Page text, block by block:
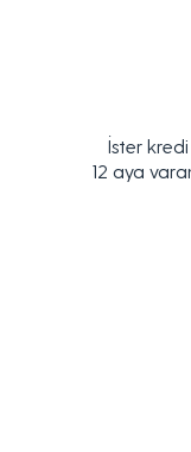
İster kredi
12 aya